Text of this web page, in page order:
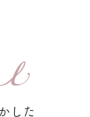
した